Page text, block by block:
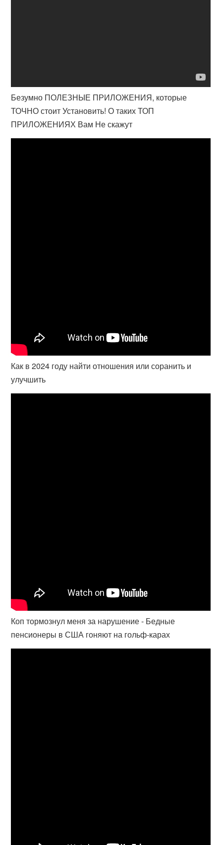
Безумно ПОЛЕЗНЫЕ ПРИЛОЖЕНИЯ, которые
ТОЧНО стоит Установить! О таких ТОП
ПРИЛОЖЕНИЯХ Вам Не скажут
Как в 2024 году найти отношения или соранить и
улучшить
Коп тормознул меня за нарушение - Бедные
пенсионеры в США гоняют на гольф-карах